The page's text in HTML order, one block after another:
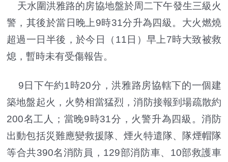
天水圍洪雅路的房協地盤於周二下午發生三級火
警，其後於當日晚上9時31分升為四級。大火燃燒
超過一日半後，於今日（11日）早上7時大致被救
熄，暫時未有受傷報告。
9日下午約1時20分，洪雅路房協轄下的一個建
築地盤起火，火勢相當猛烈，消防接報到場疏散約
200名工人；當晚9時31分，火警升為四級。消防
出動包括災難應變救援隊、煙火特遣隊、隊煙帽隊
等合共390名消防員，129部消防車、10部救護車